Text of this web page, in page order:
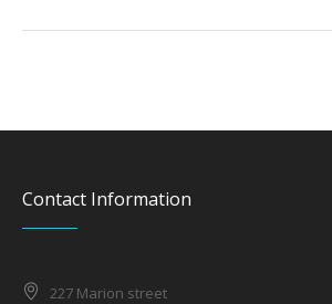
Contact Information
227 Marion street